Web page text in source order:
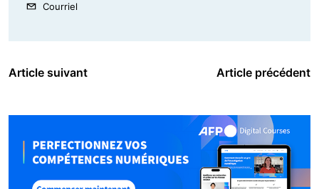
Courriel
Article suivant Article précédent